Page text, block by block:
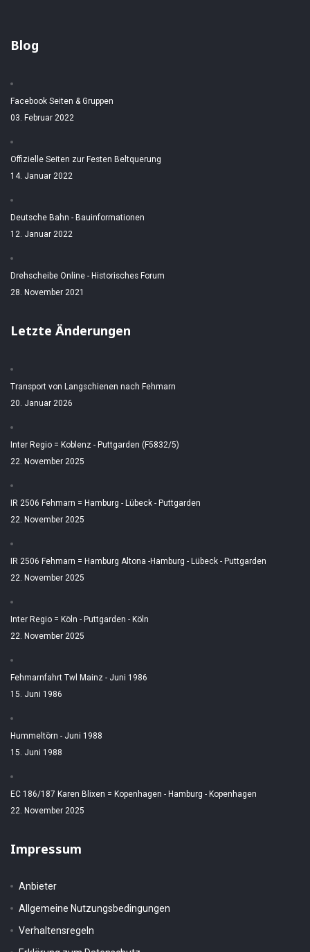
Blog
Facebook Seiten & Gruppen
03. Februar 2022
Offizielle Seiten zur Festen Beltquerung
14. Januar 2022
Deutsche Bahn - Bauinformationen
12. Januar 2022
Drehscheibe Online - Historisches Forum
28. November 2021
Letzte Änderungen
Transport von Langschienen nach Fehmarn
20. Januar 2026
Inter Regio = Koblenz - Puttgarden (F5832/5)
22. November 2025
IR 2506 Fehmarn = Hamburg - Lübeck - Puttgarden
22. November 2025
IR 2506 Fehmarn = Hamburg Altona -Hamburg - Lübeck - Puttgarden
22. November 2025
Inter Regio = Köln - Puttgarden - Köln
22. November 2025
Fehmarnfahrt Twl Mainz - Juni 1986
15. Juni 1986
Hummeltörn - Juni 1988
15. Juni 1988
EC 186/187 Karen Blixen = Kopenhagen - Hamburg - Kopenhagen
22. November 2025
Impressum
Anbieter
Allgemeine Nutzungsbedingungen
Verhaltensregeln